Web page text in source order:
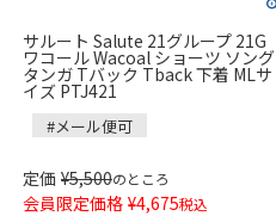
サルート Salute 21グループ 21G
ワコール Wacoal ショーツ ソング
タンガ Tバック Tback 下着 MLサ
イズ PTJ421
#メール便可
定価 ¥5,500のところ
会員限定価格 ¥4,675税込